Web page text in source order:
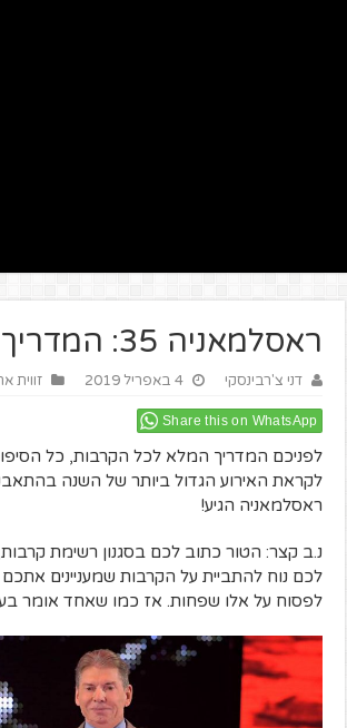
ראסלמאניה 35: המדריך המלא!
דני צ'רבינסקי 4 באפריל 2019 זווית
Share this on WhatsApp
לפניכם המדריך המלא לכל הקרבות, כל
לקראת האירוע הגדול ביותר של השנה
ראסלמאניה הגיע!
נ.ב קצר: הטור כתוב לכם בסגנון רשימת
לכם נוח להתביית על הקרבות שמעניינים אתכם
לפסוח על אלו שפחות. אז כמו שאחד אומר